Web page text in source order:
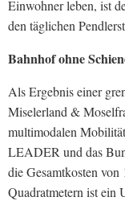
Einwohner leben, ist
den täglichen
Bahnhof ohne
Als Ergebnis einer
Miselerland &
multimodalen
LEADER und das
die Gesamtkosten
Quadratmetern ist ein